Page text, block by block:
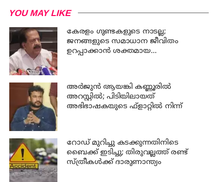
YOU MAY LIKE
കേരളം ഗുണ്ടകളുടെ നാടല്ല;
ജനങ്ങളുടെ സമാധാന ജീവിതം
ഉറപ്പാക്കാന്‍ ശക്തമായ
അര്‍ജുന്‍ ആയങ്കി കണ്ണൂരില്‍
അറസ്റ്റില്‍; പിടിയിലായത്
അഭിഭാഷകയുടെ ഫ്‌ളാറ്റില്‍ നിന്ന്
റോഡ് മുറിച്ചു കടക്കുന്നതിനിടെ
ബൈക്ക് ഇടിച്ചു; തിരുവല്ലത്ത് രണ്ട്
സ്ത്രീകള്‍ക്ക് ദാരുണാന്ത്യം